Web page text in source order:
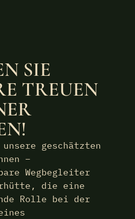
SIE
TREUEN
geschätzten
–
Wegbegleiter
die eine
Rolle bei der